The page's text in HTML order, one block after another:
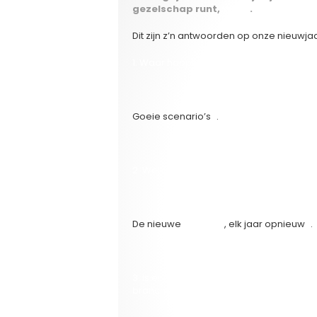
gezelschap runt,
.
Dit zijn z’n antwoorden op onze
Goeie scenario’s .
De nieuwe , elk jaar opnieuw .